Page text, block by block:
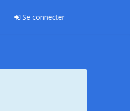
Se connecter